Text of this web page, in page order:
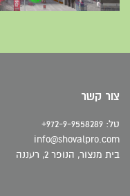
צור קשר
טל: 972-9-9558289+
info@shovalpro.com
בית מנצור, הנופר 2, רעננה